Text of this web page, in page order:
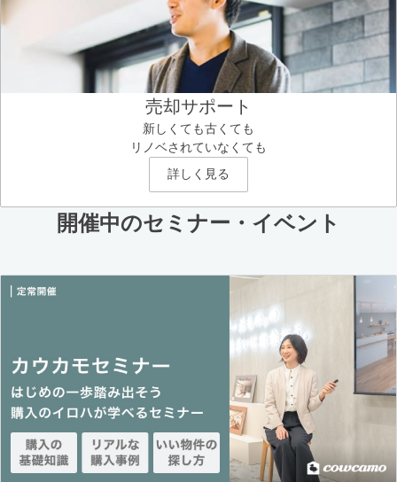
売却サポート
新しくても古くても
リノベされていなくても
詳しく見る
開催中のセミナー・イベント